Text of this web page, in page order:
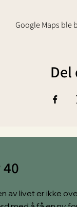
Google Maps ble
av livet er ikke